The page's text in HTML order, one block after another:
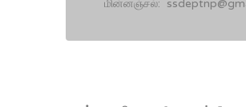
மின்னஞ்சல்: